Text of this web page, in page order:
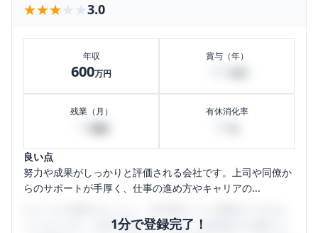
★★★★★
★★★★★ 3.0
年収
600万円
賞与（年）
残業（月） 有休消化率
良い点
努力や成果がしっかりと評価される会社です。上司や同僚か
らのサポートが手厚く、仕事の進め方やキャリアの...
1分で登録完了！
うになります。SHEHUB(シーハブ)は、女性限定の企業口コ